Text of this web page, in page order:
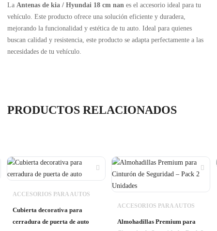
La Antenas de kia / Hyundai 18 cm nan es el accesorio ideal para tu
vehículo. Este producto ofrece una solución eficiente y duradera,
mejorando la funcionalidad y estética de tu auto. Ideal para quienes
buscan calidad y resistencia, este producto se adapta perfectamente a las
necesidades de tu vehículo.
PRODUCTOS RELACIONADOS
ACCESORIOS PARA AUTOS
Cubierta decorativa para
cerradura de puerta de auto
ACCESORIOS PARA AUTOS
Almohadillas Premium para